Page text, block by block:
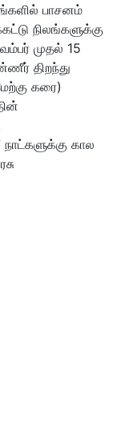
பாசனம்
நிலங்களுக்கு
முதல் 15
திறந்து
கரை)
கால